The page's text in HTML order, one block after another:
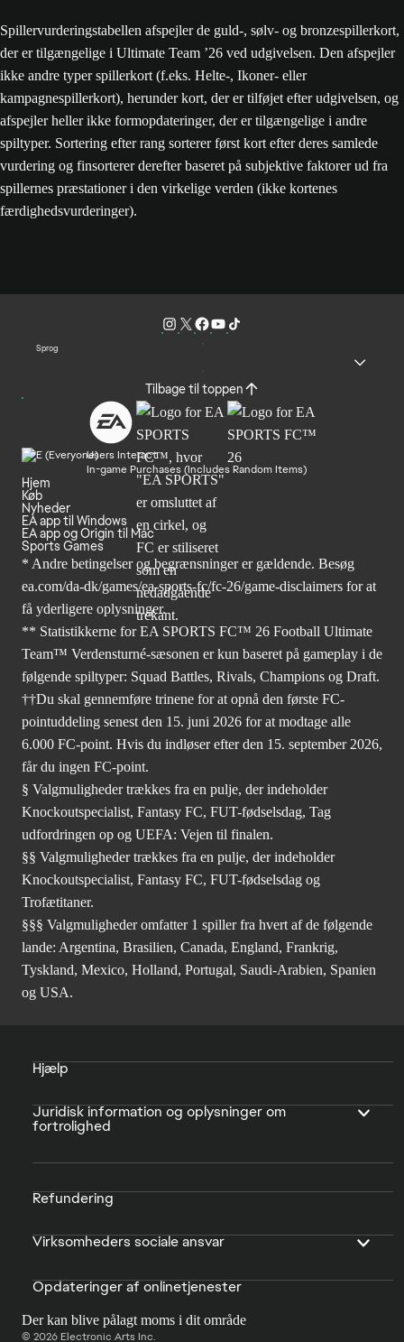
Spillervurderingstabellen afspejler de guld-, sølv- og bronzespillerkort,
der er tilgængelige i Ultimate Team ’26 ved udgivelsen. Den afspejler
ikke andre typer spillerkort (f.eks. Helte-, Ikoner- eller
kampagnespillerkort), herunder kort, der er tilføjet efter udgivelsen, og
afspejler heller ikke formopdateringer, der er tilgængelige i andre
spiltyper. Sortering efter rang sorterer først kort efter deres samlede
vurdering og finsorterer derefter baseret på subjektive faktorer ud fra
spillernes præstationer i den virkelige verden (ikke kortenes
færdighedsvurderinger).
Sprog
Tilbage til toppen
Users Interact
In-game Purchases (Includes Random Items)
Hjem
Køb
Nyheder
EA app til Windows
EA app og Origin til Mac
Sports Games
* Andre betingelser og begrænsninger er gældende. Besøg
ea.com/da-dk/games/ea-sports-fc/fc-26/game-disclaimers for at
få yderligere oplysninger.
** Statistikkerne for EA SPORTS FC™ 26 Football Ultimate
Team™ Verdensturné-sæsonen er kun baseret på gameplay i de
følgende spiltyper: Squad Battles, Rivals, Champions og Draft.
††Du skal gennemføre trinene for at opnå den første FC-
pointuddeling senest den 15. juni 2026 for at modtage alle
6.000 FC-point. Hvis du indløser efter den 15. september 2026,
får du ingen FC-point.
§ Valgmuligheder trækkes fra en pulje, der indeholder
Knockoutspecialist, Fantasy FC, FUT-fødselsdag, Tag
udfordringen op og UEFA: Vejen til finalen.
§§ Valgmuligheder trækkes fra en pulje, der indeholder
Knockoutspecialist, Fantasy FC, FUT-fødselsdag og
Trofætitaner.
§§§ Valgmuligheder omfatter 1 spiller fra hvert af de følgende
lande: Argentina, Brasilien, Canada, England, Frankrig,
Tyskland, Mexico, Holland, Portugal, Saudi-Arabien, Spanien
og USA.
Hjælp
Juridisk information og oplysninger om
fortrolighed
Refundering
Virksomheders sociale ansvar
Opdateringer af onlinetjenester
Der kan blive pålagt moms i dit område
© 2026 Electronic Arts Inc.